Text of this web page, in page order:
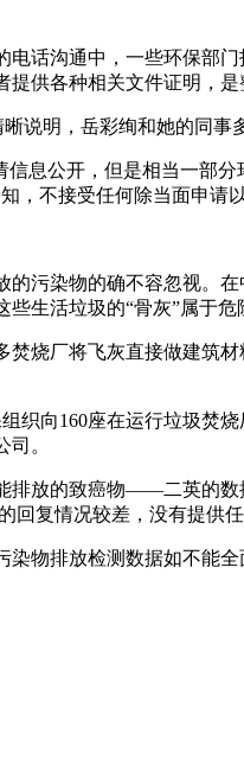
话沟通中，一些环保部
供各种相关文件证明，是
说明，岳彩绚和她的同
息公开，但是相当一部
，不接受任何除当面申请
污染物的确不容忽视。
生活垃圾的“骨灰”属于危
烧厂将飞灰直接做建筑
织向160座在运行垃圾
。
排放的致癌物——二英的
回复情况较差，没有提供
物排放检测数据如不能